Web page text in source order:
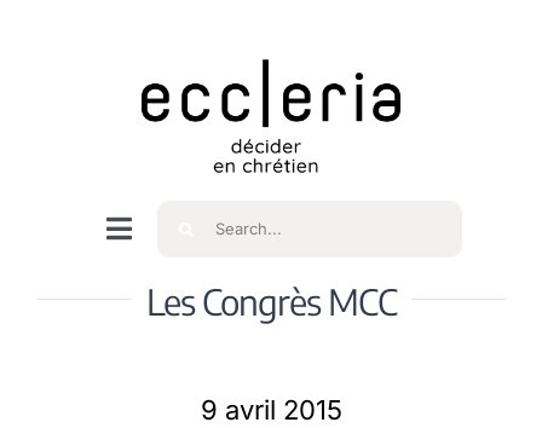
Navigation
bascule
Accueil
Rechercher
Les Congrès MCC
9 avril 2015